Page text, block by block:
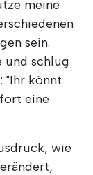
meine
sein.
und schlug
"Ihr könnt
eine
wie